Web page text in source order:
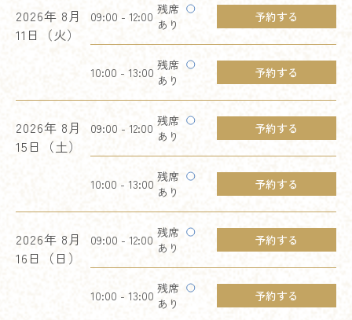
2026年 8月
11日（火）
09:00 - 12:00 残席
あり
予約する
10:00 - 13:00 残席
あり
予約する
2026年 8月
15日（土）
09:00 - 12:00 残席
あり
予約する
10:00 - 13:00 残席
あり
予約する
2026年 8月
16日（日）
09:00 - 12:00 残席
あり
予約する
10:00 - 13:00 残席
あり
予約する